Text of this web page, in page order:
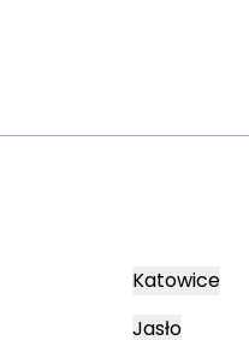
Katowice
Jasło